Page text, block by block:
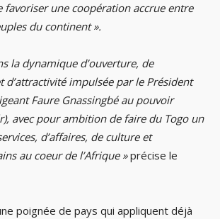
favoriser une coopération accrue entre
du continent ».
la dynamique d’ouverture, de
d’attractivité impulsée par le Président
Faure Gnassingbé au pouvoir
avec pour ambition de faire du Togo un
d’affaires, de culture et
au coeur de l’Afrique »précise le
poignée de pays qui appliquent déjà